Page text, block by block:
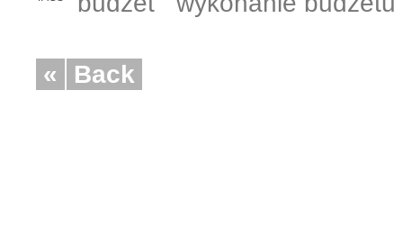
« Back